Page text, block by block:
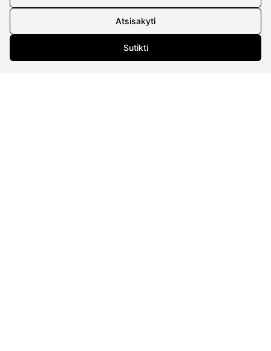
P/C Aidas “Diaura” Druskininkai
Details
UAB Eidvina
Atsisakyti
Sutikti